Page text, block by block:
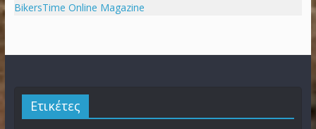
BikersTime Online Magazine
Ετικέτες